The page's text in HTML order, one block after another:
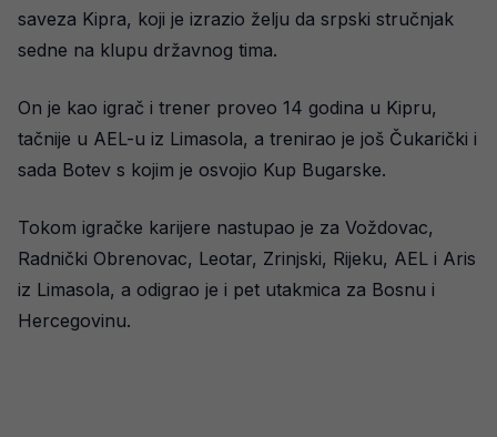
saveza Kipra, koji je izrazio želju da srpski stručnjak
sedne na klupu državnog tima.
On je kao igrač i trener proveo 14 godina u Kipru,
tačnije u AEL-u iz Limasola, a trenirao je još Čukarički i
sada Botev s kojim je osvojio Kup Bugarske.
Tokom igračke karijere nastupao je za Voždovac,
Radnički Obrenovac, Leotar, Zrinjski, Rijeku, AEL i Aris
iz Limasola, a odigrao je i pet utakmica za Bosnu i
Hercegovinu.